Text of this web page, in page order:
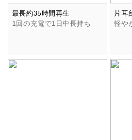
最長約35時間再生
1回の充電で1日中長持ち
片耳
軽や